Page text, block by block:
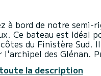
à bord de notre semi-
Ce bateau est idéal
du Finistère Sud.
l'archipel des Glénan.
est équipé de
la description